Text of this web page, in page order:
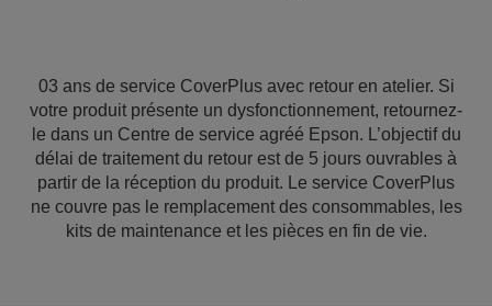
03 ans de service CoverPlus avec retour en atelier. Si
votre produit présente un dysfonctionnement, retournez-
le dans un Centre de service agréé Epson. L’objectif du
délai de traitement du retour est de 5 jours ouvrables à
partir de la réception du produit. Le service CoverPlus
ne couvre pas le remplacement des consommables, les
kits de maintenance et les pièces en fin de vie.